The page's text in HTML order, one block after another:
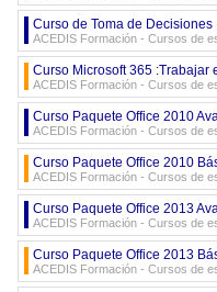
Curso de Toma de
ACEDIS Formación - Cursos de
Curso Microsoft 365 :Trabajar
ACEDIS Formación - Cursos de
Curso Paquete Office 2010
ACEDIS Formación - Cursos de
Curso Paquete Office 2010
ACEDIS Formación - Cursos de
Curso Paquete Office 2013
ACEDIS Formación - Cursos de
Curso Paquete Office 2013
ACEDIS Formación - Cursos de